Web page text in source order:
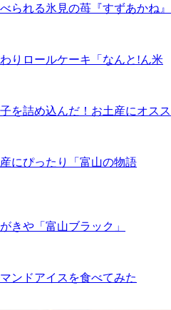
られる氷見の苺『すずあかね』
りロールケーキ「なんと!ん米
を詰め込んだ！お土産にオスス
にぴったり「富山の物語
きや「富山ブラック」
ンドアイスを食べてみた